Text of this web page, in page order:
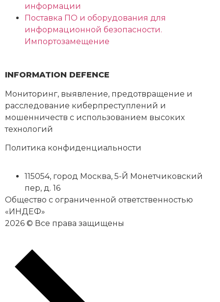
информации
Поставка ПО и оборудования для
информационной безопасности.
Импортозамещение
INFORMATION DEFENCE
Мониторинг, выявление, предотвращение и
расследование киберпреступлений и
мошенничеств с использованием высоких
технологий
Политика конфиденциальности
115054, город Москва, 5-Й Монетчиковский
пер, д. 16
Общество с ограниченной ответственностью
«ИНДЕФ»
2026 © Все права защищены